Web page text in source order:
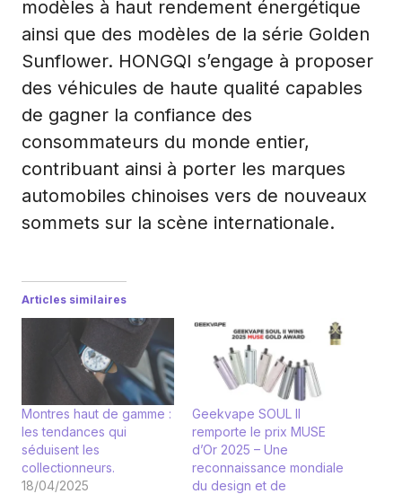
modèles à haut rendement énergétique
ainsi que des modèles de la série Golden
Sunflower. HONGQI s’engage à proposer
des véhicules de haute qualité capables
de gagner la confiance des
consommateurs du monde entier,
contribuant ainsi à porter les marques
automobiles chinoises vers de nouveaux
sommets sur la scène internationale.
Articles similaires
Montres haut de gamme :
les tendances qui
séduisent les
collectionneurs.
18/04/2025
Geekvape SOUL II
remporte le prix MUSE
d’Or 2025 – Une
reconnaissance mondiale
du design et de